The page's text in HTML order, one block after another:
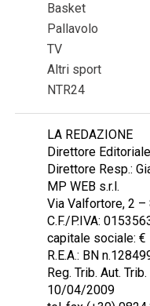
Basket
Pallavolo
TV
Altri sport
NTR24
LA REDAZIONE
Direttore
Direttore Resp.:
MP WEB s.r.l.
Via Valfortore, 2
C.F./P.IVA:
capitale sociale: €
R.E.A.: BN
Reg. Trib. Aut.
10/04/2009